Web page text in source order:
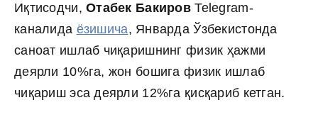
Иқтисодчи,Отабек Бакиров Telegram-
каналида ёзишича, Январда Ўзбекистонда
саноат ишлаб чиқаришнинг физик ҳажми
деярли 10%га, жон бошига физик ишлаб
чиқариш эса деярли 12%га қисқариб кетган.